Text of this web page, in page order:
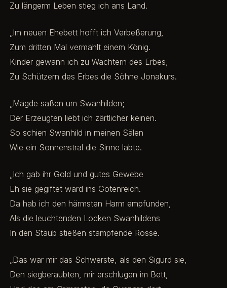
Zu längerm Leben stieg ich ans Land.
„Im neuen Ehebett hofft ich Verbeßerung,
Zum dritten Mal vermählt einem König.
Kinder gewann ich zu Wächtern des Erbes,
Zu Schützern des Erbes die Söhne Jonakurs.
„Mägde saßen um Swanhilden;
Der Erzeugten liebt ich zärtlicher keinen.
So schien Swanhild in meinen Sälen
Wie ein Sonnenstral die Sinne labte.
„Ich gab ihr Gold und gutes Gewebe
Eh sie gegiftet ward ins Gotenreich.
Da hab ich den härmsten Harm empfunden,
Als die leuchtenden Locken Swanhildens
In den Staub stießen stampfende Rosse.
„Das war mir das Schwerste, als den Sigurd sie,
Den siegberaubten, mir erschlugen im Bett,